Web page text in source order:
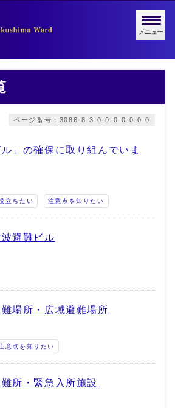
メニュー
ページ番号：3086-8-3-0-0-0-0-0-0-0
ル」の確保に取り組んでいま
立ちたい 注意点を知りたい
避難ビル
場所・広域避難場所
意点を知りたい
所・緊急入所施設